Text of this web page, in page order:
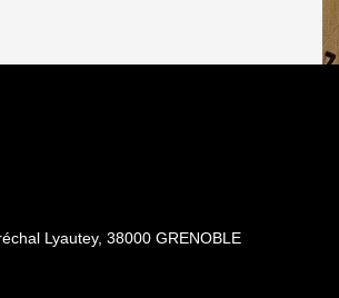
Lyautey, 38000 GRENOBLE